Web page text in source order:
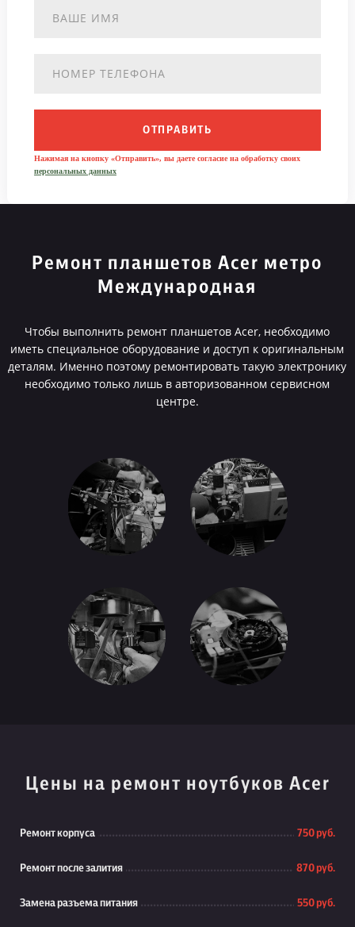
ОТПРАВИТЬ
Нажимая на кнопку «Отправить», вы даете согласие на обработку своих
персональных данных
Ремонт планшетов Acer метро
Международная
Чтобы выполнить ремонт планшетов Acer, необходимо
иметь специальное оборудование и доступ к оригинальным
деталям. Именно поэтому ремонтировать такую электронику
необходимо только лишь в авторизованном сервисном
центре.
Цены на ремонт ноутбуков Acer
Ремонт корпуса 750 руб.
Ремонт после залития 870 руб.
Замена разъема питания 550 руб.